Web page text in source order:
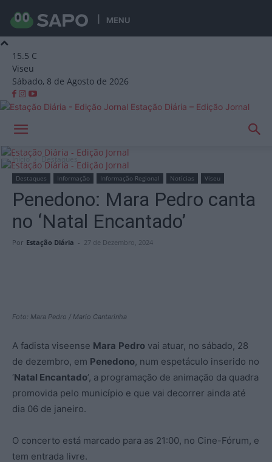
MENU
15.5 C
Viseu
Sábado, 8 de Agosto de 2026
Estação Diária – Edição Jornal
Início Destaques
Destaques Informação Informação Regional Notícias Viseu
Penedono: Mara Pedro canta
no ‘Natal Encantado’
Por Estação Diária - 27 de Dezembro, 2024
Foto: Mara Pedro / Mario Cantarinha
A fadista viseense Mara Pedro vai atuar, no sábado, 28
de dezembro, em Penedono, num espetáculo inserido no
‘Natal Encantado’, a programação de animação da quadra
promovida pelo município e que vai decorrer ainda até
dia 06 de janeiro.
O concerto está marcado para as 21:00, no Cine-Fórum, e
tem entrada livre.